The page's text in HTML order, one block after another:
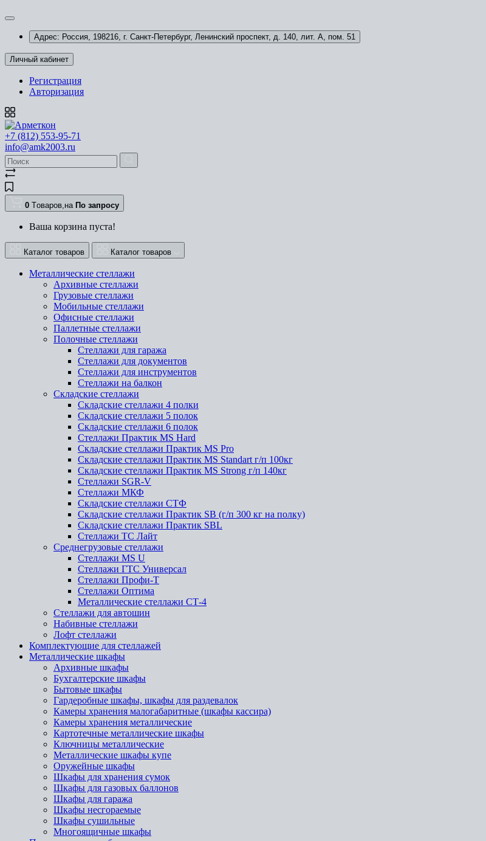
Адрес: Россия, 198216, г. Санкт-Петербург, Ленинский проспект, д. 140, лит. А, пом. 51
Личный кабинет
Регистрация
Авторизация
+7 (812) 553-95-71
info@amk2003.ru
0 Tоваров,на По запросу
Ваша корзина пуста!
Каталог товаров Каталог товаров
Металлические стеллажи
Архивные стеллажи
Грузовые стеллажи
Мобильные стеллажи
Офисные стеллажи
Паллетные стеллажи
Полочные стеллажи
Стеллажи для гаража
Стеллажи для документов
Стеллажи для инструментов
Стеллажи на балкон
Складские стеллажи
Складские стеллажи 4 полки
Складские стеллажи 5 полок
Складские стеллажи 6 полок
Стеллажи Практик MS Hard
Складские стеллажи Практик MS Pro
Складские стеллажи Практик MS Standart г/п 100кг
Складские стеллажи Практик MS Strong г/п 140кг
Стеллажи SGR-V
Стеллажи МКФ
Складские стеллажи СТФ
Складские стеллажи Практик SB (г/п 300 кг на полку)
Складские стеллажи Практик SBL
Стеллажи ТС Лайт
Среднегрузовые стеллажи
Стеллажи MS U
Стеллажи ГТС Универсал
Стеллажи Профи-Т
Стеллажи Оптима
Металлические стеллажи СТ-4
Стеллажи для автошин
Набивные стеллажи
Лофт стеллажи
Комплектующие для стеллажей
Металлические шкафы
Архивные шкафы
Бухгалтерские шкафы
Бытовые шкафы
Гардеробные шкафы, шкафы для раздевалок
Камеры хранения малогабаритные (шкафы кассира)
Камеры хранения металлические
Картотечные металлические шкафы
Ключницы металлические
Металлические шкафы купе
Оружейные шкафы
Шкафы для хранения сумок
Шкафы для газовых баллонов
Шкафы для гаража
Шкафы несгораемые
Шкафы сушильные
Многоящичные шкафы